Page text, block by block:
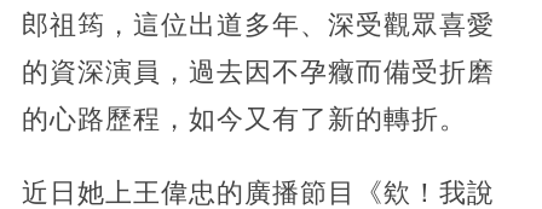
郎祖筠，這位出道多年、深受觀眾喜愛
的資深演員，過去因不孕癥而備受折磨
的心路歷程，如今又有了新的轉折。
近日她上王偉忠的廣播節目《欸！我說